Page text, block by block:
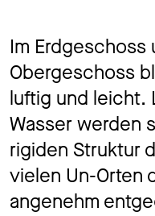
Im Erdgeschoss
Obergeschoss
luftig und leicht.
Wasser werden
rigiden Struktur
vielen Un-Orten
angenehm